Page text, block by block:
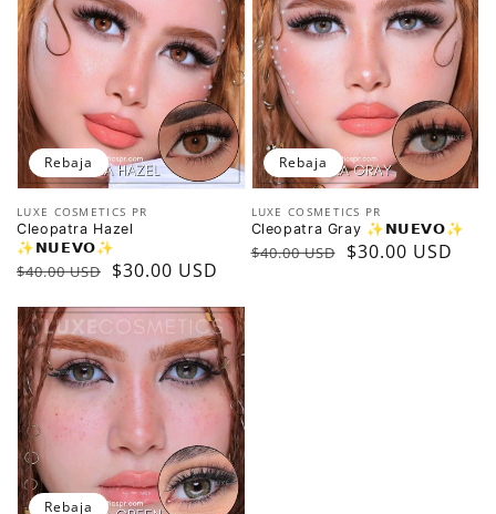
Vendedor:
LUXE COSMETICS PR
Cleopatra Hazel
✨️𝗡𝗨𝗘𝗩𝗢✨️
Precio
$40.00 USD
Precio
oferta
$30.00 USD
Rebaja
Vendedor:
LUXE COSMETICS PR
Cleopatra Gray ✨️𝗡𝗨𝗘𝗩𝗢✨️
Precio
$40.00 USD
Precio
$30.00 USD
Rebaja
Rebaja